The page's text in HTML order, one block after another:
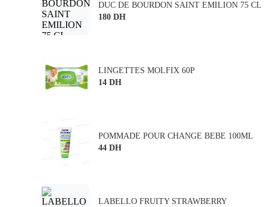
DUC DE BOURDON SAINT EMILION 75 CL
180 DH
LINGETTES MOLFIX 60P
14 DH
POMMADE POUR CHANGE BEBE 100ML
44 DH
LABELLO FRUITY STRAWBERRY